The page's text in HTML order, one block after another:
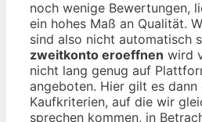
noch wenige Bewertungen,
ein hohes Maß an Qualität.
sind also nicht automatisch
zweitkonto eroeffnen wird
nicht lang genug auf
angeboten. Hier gilt es
Kaufkriterien, auf die wir
sprechen kommen, in